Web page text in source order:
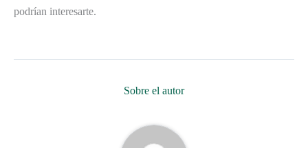
podrían interesarte.
Sobre el autor